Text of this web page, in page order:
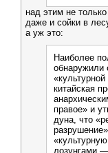
над этим не
даже и сойки в
а уж это:
Наиболее
обнаружили
китайская
правое» и
дуна, что
лозунгами —